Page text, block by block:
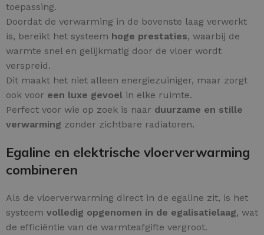
toepassing.
Doordat de verwarming in de bovenste laag verwerkt
is, bereikt het systeem hoge prestaties, waarbij de
warmte snel en gelijkmatig door de vloer wordt
verspreid.
Dit maakt het niet alleen energiezuiniger, maar zorgt
ook voor een luxe gevoel in elke ruimte.
Perfect voor wie op zoek is naar duurzame en stille
verwarming zonder zichtbare radiatoren.
Egaline en elektrische vloerverwarming
combineren
Als de vloerverwarming direct in de egaline zit, is het
systeem volledig opgenomen in de egalisatielaag, wat
de efficiëntie van de warmteafgifte vergroot.